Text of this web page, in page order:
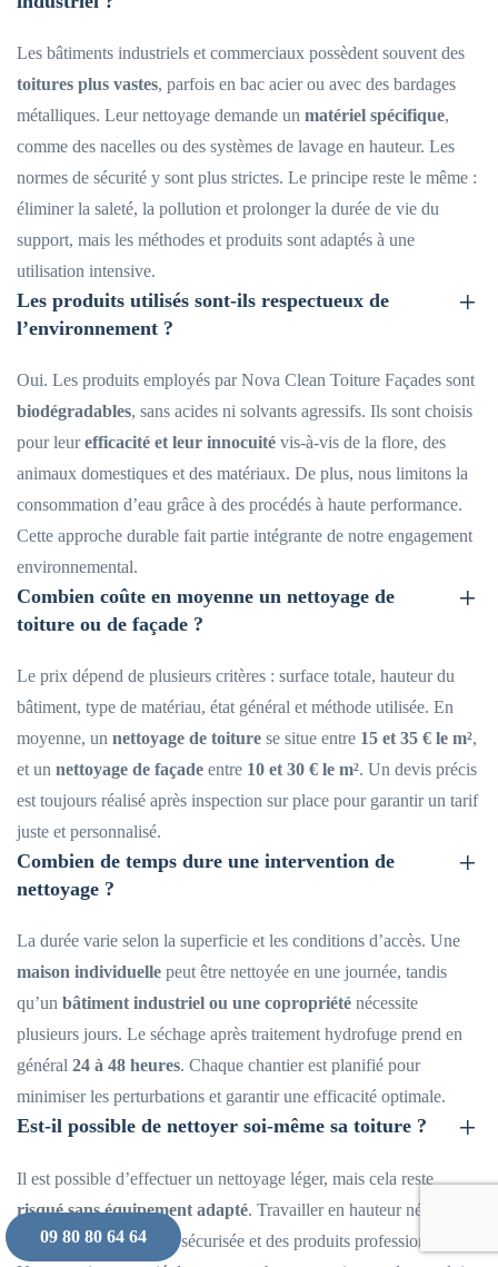
Les bâtiments industriels et commerciaux possèdent souvent des
toitures plus vastes, parfois en bac acier ou avec des bardages
métalliques. Leur nettoyage demande un matériel spécifique,
comme des nacelles ou des systèmes de lavage en hauteur. Les
normes de sécurité y sont plus strictes. Le principe reste le même :
éliminer la saleté, la pollution et prolonger la durée de vie du
support, mais les méthodes et produits sont adaptés à une
utilisation intensive.
Les produits utilisés sont-ils respectueux de
l’environnement ?
Oui. Les produits employés par Nova Clean Toiture Façades sont
biodégradables, sans acides ni solvants agressifs. Ils sont choisis
pour leurefficacité et leur innocuité vis-à-vis de la flore, des
animaux domestiques et des matériaux. De plus, nous limitons la
consommation d’eau grâce à des procédés à haute performance.
Cette approche durable fait partie intégrante de notre engagement
environnemental.
Combien coûte en moyenne un nettoyage de
toiture ou de façade ?
Le prix dépend de plusieurs critères : surface totale, hauteur du
bâtiment, type de matériau, état général et méthode utilisée. En
moyenne, un nettoyage de toiture se situe entre 15 et 35 € le m²,
et un nettoyage de façade entre 10 et 30 € le m². Un devis précis
est toujours réalisé après inspection sur place pour garantir un tarif
juste et personnalisé.
Combien de temps dure une intervention de
nettoyage ?
La durée varie selon la superficie et les conditions d’accès. Une
maison individuelle peut être nettoyée en une journée, tandis
qu’un bâtiment industriel ou une copropriété nécessite
plusieurs jours. Le séchage après traitement hydrofuge prend en
général 24 à 48 heures. Chaque chantier est planifié pour
minimiser les perturbations et garantir une efficacité optimale.
Est-il possible de nettoyer soi-même sa toiture ?
Il est possible d’effectuer un nettoyage léger, mais cela reste
risqué sans équipement adapté. Travailler en hauteur nécessite
un harnais, une échelle sécurisée et des produits professionnels.
09 80 80 64 64